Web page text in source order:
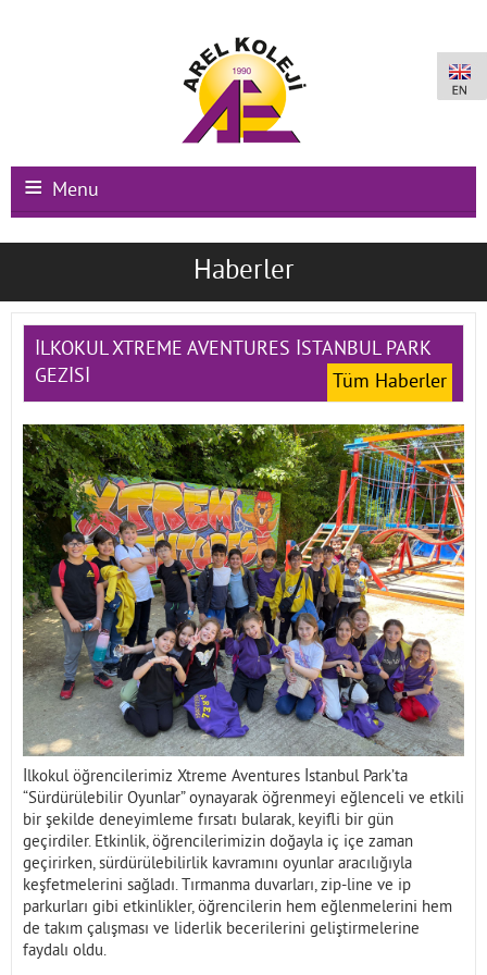
Menu
Ana Sayfa
Okullarımız
Uluslararası Programlar
Kampüs Olanakları
Kayıt-Kabul
İletişim
Haberler
İLKOKUL XTREME AVENTURES İSTANBUL PARK
GEZİSİ
Tüm Haberler
İlkokul öğrencilerimiz Xtreme Aventures İstanbul Park’ta
“Sürdürülebilir Oyunlar” oynayarak öğrenmeyi eğlenceli ve etkili
bir şekilde deneyimleme fırsatı bularak, keyifli bir gün
geçirdiler. Etkinlik, öğrencilerimizin doğayla iç içe zaman
geçirirken, sürdürülebilirlik kavramını oyunlar aracılığıyla
keşfetmelerini sağladı. Tırmanma duvarları, zip-line ve ip
parkurları gibi etkinlikler, öğrencilerin hem eğlenmelerini hem
de takım çalışması ve liderlik becerilerini geliştirmelerine
faydalı oldu.